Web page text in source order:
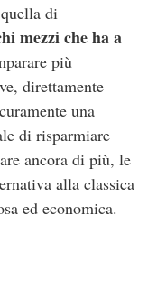
di
mezzi che ha a
più
direttamente
una
di risparmiare
ancora di più, le
alla classica
ed economica.